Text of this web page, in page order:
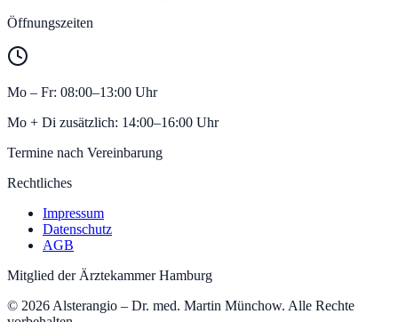
Öffnungszeiten
Mo – Fr: 08:00–13:00 Uhr
Mo + Di zusätzlich: 14:00–16:00 Uhr
Termine nach Vereinbarung
Rechtliches
Impressum
Datenschutz
AGB
Mitglied der Ärztekammer Hamburg
© 2026 Alsterangio – Dr. med. Martin Münchow. Alle Rechte